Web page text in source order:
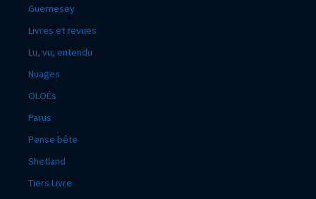
Guernesey
Livres et revues
Lu, vu, entendu
Nuages
OLOÉs
Parus
Pense bête
Shetland
Tiers Livre